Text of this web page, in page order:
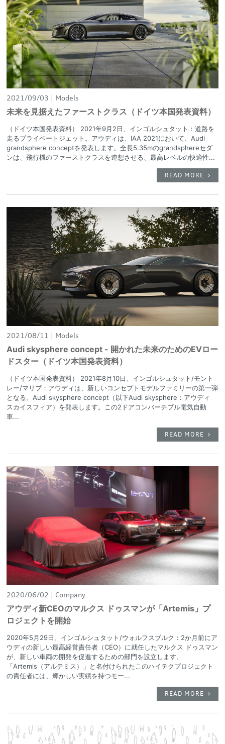
2021/09/03 Models
未来を見据えたファーストクラス（ドイツ本国発表資料）
（ドイツ本国発表資料） 2021年9月2日、インゴルシュタット：道路を
走るプライベートジェット。アウディは、IAA 2021において、Audi
grandsphere conceptを発表します。全長5.35mのgrandsphereセダ
ンは、飛行機のファーストクラスを連想させる、最高レベルの快適性...
READ MORE
2021/08/11 Models
Audi skysphere concept - 開かれた未来のためのEVロー
ドスター（ドイツ本国発表資料）
（ドイツ本国発表資料） 2021年8月10日、インゴルシュタット/モント
レー/マリブ：アウディは、新しいコンセプトモデルファミリーの第一弾
となる、Audi skysphere concept（以下Audi skysphere：アウディ
スカイスフィア）を発表します。この2ドアコンバーチブル電気自動
車...
READ MORE
2020/06/02 Company
アウディ新CEOのマルクス ドゥスマンが「Artemis」プ
ロジェクトを開始
2020年5月29日、インゴルシュタット/ウォルフスブルク：2か月前にア
ウディの新しい最高経営責任者（CEO）に就任したマルクス ドゥスマン
が、新しい車両の開発を促進するための部門を設立します。
「Artemis（アルテミス）」と名付けられたこのハイテクプロジェクト
の責任者には、輝かしい実績を持つモー...
READ MORE